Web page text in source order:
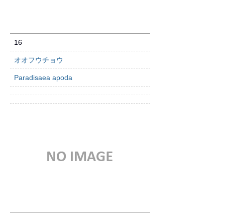
16
オオフウチョウ
Paradisaea apoda